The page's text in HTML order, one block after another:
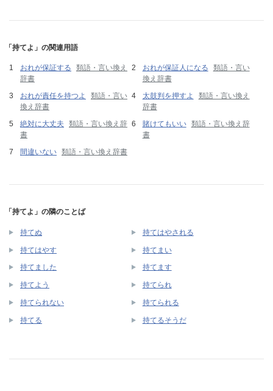
「持てよ」の関連用語
おれが保証する
類語・言い換え
辞書
おれが保証人になる
類語・言い
換え辞書
おれが責任を持つよ
類語・言い
換え辞書
太鼓判を押すよ
類語・言い換え
辞書
絶対に大丈夫
類語・言い換え辞
書
賭けてもいい 類語・言い換え辞
書
間違いない 類語・言い換え辞書
「持てよ」の隣のことば
持てぬ 持てはやされる
持てはやす 持てまい
持てました 持てます
持てよう 持てられ
持てられない 持てられる
持てる 持てるそうだ